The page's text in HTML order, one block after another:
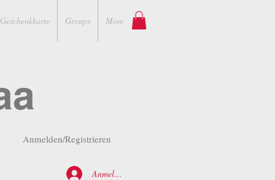
Geschenkkarte Groups More
Anmelden/Registrieren
Anmelden